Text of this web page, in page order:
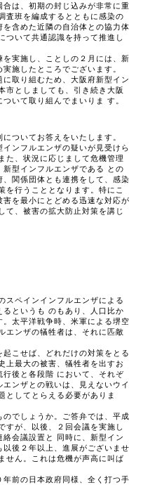
は、初期の封じ込みが非常に重
査班を編成するとともに感染の
含めた近隣の自治体との協力体
ついて共通認識を持って推進し
実施し、ことしの２月には、新
施したところでございます。
取り組むため、大阪府新型イン
市としましても、引き続き大阪
いて取り組んでまいりま す。
ついてお答えをいたします。
ンフルエンザの疑いが見受けら
た、状況に応じまして危機管理
型インフルエンザである との
関係団体とも連携をして、感染
を行うこととなります。特にこ
を最小にとどめる迅速な対応が
て、被害の拡大防止対策を講じ
ペインインフルエンザによる
というも のもあり、人口比か
太平洋戦争時、米軍による堺空
エンザの犠牲者は、それに匹敵
こせば、どれだけの対策をとる
上最大の被害、犠牲者を出すお
後と各段階 において、それぞ
ンザとの戦いは、見えないウイ
としてとらえる必要がありま
でしょうか。ご答弁では、平成
すが、以後、２回会議を実施し
会議設置と 同時に、新型イン
後２年以上、進展がございませ
せん。これは危機が声高に叫ば
前の日本政府同様、全く打つ手